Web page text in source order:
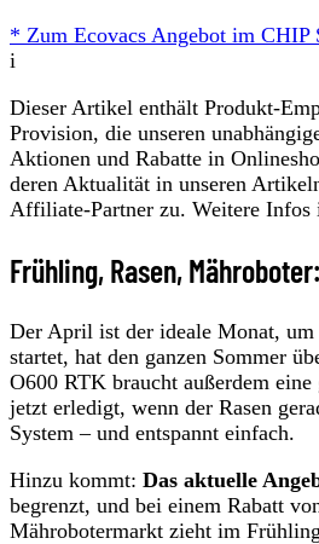
* Zum Ecovacs Angebot im CHIP
i
Dieser Artikel enthält Produkt-
Provision, die unseren
Aktionen und Rabatte in
deren Aktualität in unseren
Affiliate-Partner zu. Weitere Infos
Frühling, Rasen,
Der April ist der ideale Monat,
startet, hat den ganzen Sommer
O600 RTK braucht außerdem
jetzt erledigt, wenn der Rasen
System – und entspannt einfach.
Hinzu kommt: Das aktuelle
begrenzt, und bei einem Rabatt
Mährobotermarkt zieht im